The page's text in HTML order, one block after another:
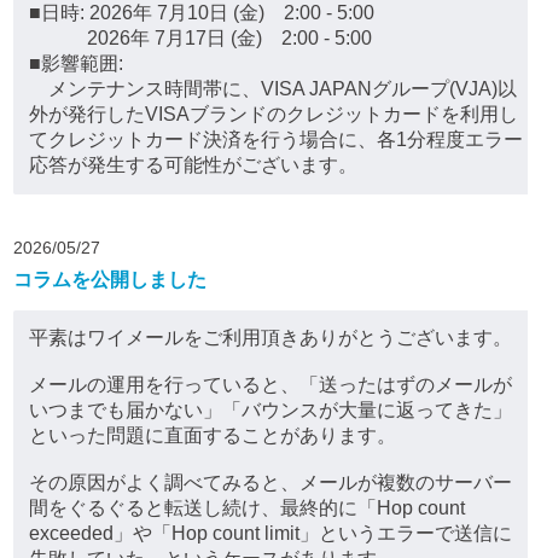
■日時: 2026年 7月10日 (金) 2:00 - 5:00
2026年 7月17日 (金) 2:00 - 5:00
■影響範囲:
メンテナンス時間帯に、VISA JAPANグループ(VJA)以
外が発行したVISAブランドのクレジットカードを利用し
てクレジットカード決済を行う場合に、各1分程度エラー
応答が発生する可能性がございます。
2026/05/27
コラムを公開しました
平素はワイメールをご利用頂きありがとうございます。
メールの運用を行っていると、「送ったはずのメールが
いつまでも届かない」「バウンスが大量に返ってきた」
といった問題に直面することがあります。
その原因がよく調べてみると、メールが複数のサーバー
間をぐるぐると転送し続け、最終的に「Hop count
exceeded」や「Hop count limit」というエラーで送信に